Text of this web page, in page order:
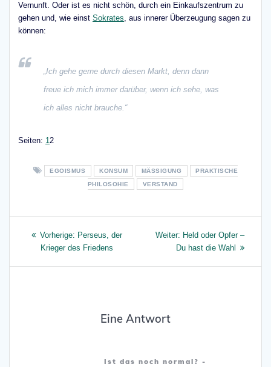
Vernunft. Oder ist es nicht schön, durch ein Einkaufszentrum zu
gehen und, wie einst Sokrates, aus innerer Überzeugung sagen zu
können:
„Ich gehe gerne durch diesen Markt, denn dann
freue ich mich immer darüber, wenn ich sehe, was
ich alles nicht brauche.“
Seiten: Seite
1,
Seite
2
EGOISMUS KONSUM MÄSSIGUNG
PRAKTISCHE
PHILOSOHIE
VERSTAND
Beitragsnavigation
Vorherige: Vorheriger
Beitrag:
Perseus, der
Krieger des Friedens
Weiter: Nächster
Beitrag:
Held oder Opfer –
Du hast die Wahl
Eine Antwort
Ist das noch normal? -